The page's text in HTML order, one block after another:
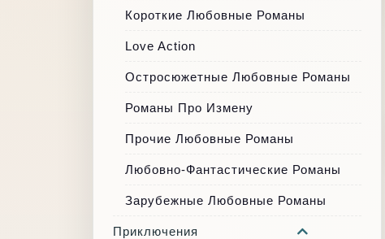
Короткие Любовные Романы
Love Action
Остросюжетные Любовные Романы
Романы Про Измену
Прочие Любовные Романы
Любовно-Фантастические Романы
Зарубежные Любовные Романы
Приключения